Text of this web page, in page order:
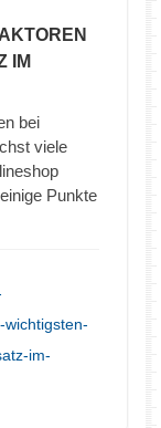
IM
bei
viele
Punkte
im-